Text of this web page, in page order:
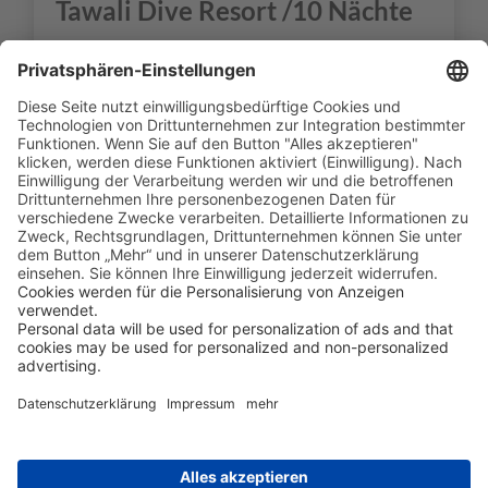
Tawali Dive Resort /10 Nächte
Nach Ihrer Ankunft am Flughafen werden Sie
zunächst per Minibus und anschließend auf
einer kurzen Bootsfahrt zu Ihrem Hotel, dem
Tawali Dive Resort, gebracht. Hier verbringen
Sie10 Nächte in einem Standard Bungalow inkl.
Vollpension. Sie erleben6 Tauchtage a 2
Tauchgänge inkl. Flasche und Blei. Bitte bringen
Sie Ihre private Ausrüstung selbst mit. Nach
einem erlebnisreichen Aufenthalt bringt Ihr
Transfer Sie zurück zum Flughafen.